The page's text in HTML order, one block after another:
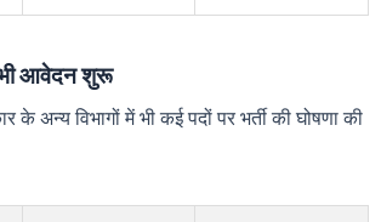
आवेदन शुरू
के अन्य विभागों में भी कई पदों पर भर्ती की घोषणा की